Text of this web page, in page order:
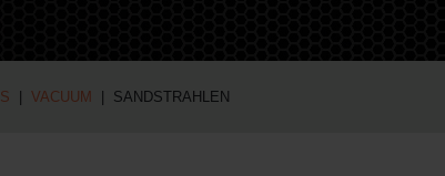
| VACUUM | SANDSTRAHLEN